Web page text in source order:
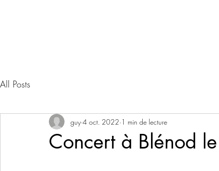
All Posts
Concert à Blénod
guy 4 oct. 2022 1 min de lecture